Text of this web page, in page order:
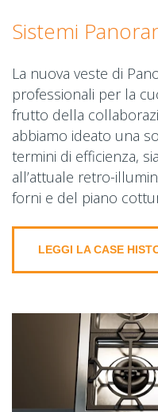
Sistemi
La nuova veste di
professionali per la
frutto della
abbiamo ideato una
termini di efficienza,
all’attuale retro-
forni e del piano
LEGGI LA CASE